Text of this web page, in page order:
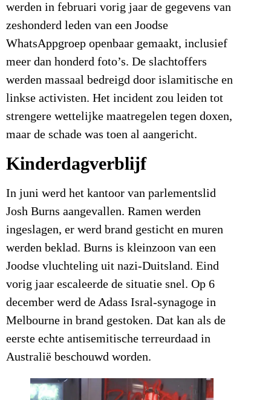
werden in februari vorig jaar de gegevens van
zeshonderd leden van een Joodse
WhatsAppgroep openbaar gemaakt, inclusief
meer dan honderd foto’s. De slachtoffers
werden massaal bedreigd door islamitische en
linkse activisten. Het incident zou leiden tot
strengere wettelijke maatregelen tegen doxen,
maar de schade was toen al aangericht.
Kinderdagverblijf
In juni werd het kantoor van parlementslid
Josh Burns aangevallen. Ramen werden
ingeslagen, er werd brand gesticht en muren
werden beklad. Burns is kleinzoon van een
Joodse vluchteling uit nazi-Duitsland. Eind
vorig jaar escaleerde de situatie snel. Op 6
december werd de Adass Isral-synagoge in
Melbourne in brand gestoken. Dat kan als de
eerste echte antisemitische terreurdaad in
Australië beschouwd worden.